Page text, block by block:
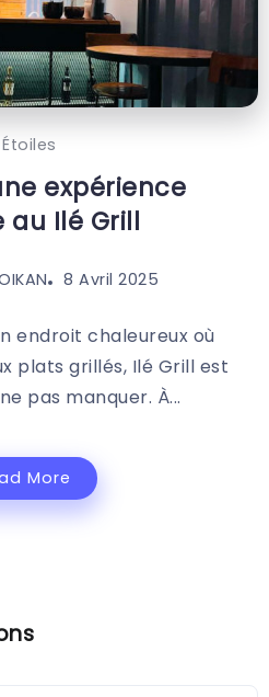
expérience
au Ilé Grill
8 Avril 2025
endroit chaleureux où
plats grillés, Ilé Grill est
pas manquer. À...
More